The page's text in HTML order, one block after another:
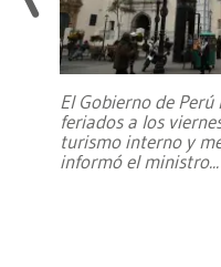
El Gobierno de
feriados a los
turismo interno y
informó el ministro...